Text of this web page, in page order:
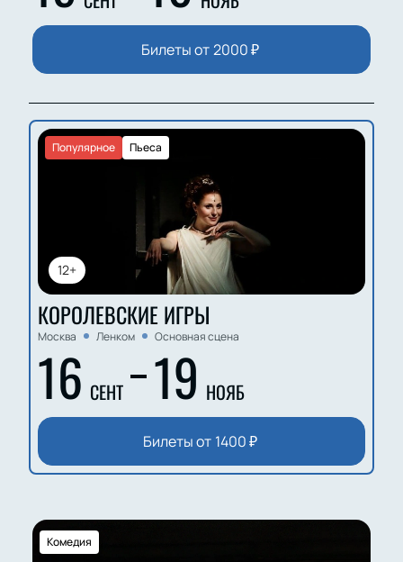
Билеты от 2000₽
12+
Пьеса
Популярное
КОРОЛЕВСКИЕ ИГРЫ
Москва Ленком Основная сцена
16 СЕНТ 19 НОЯБ
Билеты от 1400₽
Комедия